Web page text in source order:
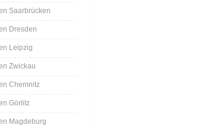
Saarbrücken
Dresden
Leipzig
Zwickau
Chemnitz
Görlitz
Magdeburg